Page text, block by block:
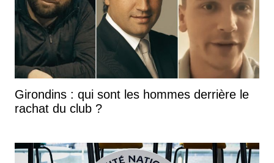
Girondins : qui sont les hommes derrière le
rachat du club ?